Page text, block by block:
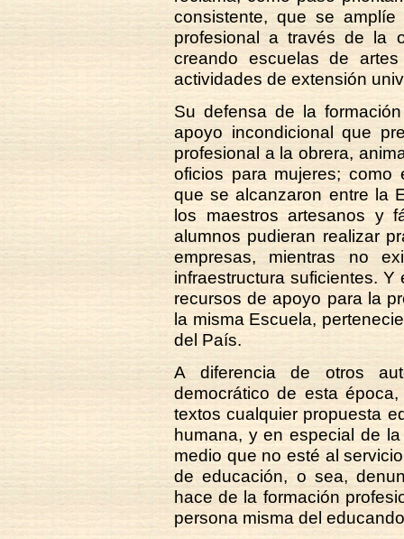
consistente, que se
profesional a través de la
creando escuelas de
actividades de extensión
Su defensa de la
apoyo incondicional que
profesional a la obrera,
oficios para mujeres; como
que se alcanzaron entre la
los maestros artesanos y
alumnos pudieran realizar
empresas, mientras no
infraestructura suficientes.
recursos de apoyo para la
la misma Escuela,
del País.
A diferencia de otros
democrático de esta
textos cualquier propuesta
humana, y en especial de
medio que no esté al
de educación, o sea,
hace de la formación
persona misma del